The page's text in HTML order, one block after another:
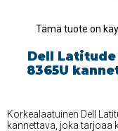
Tämä tuote on
Dell Latitude
8365U
Korkealaatuinen Dell
kannettava, joka tarjoaa